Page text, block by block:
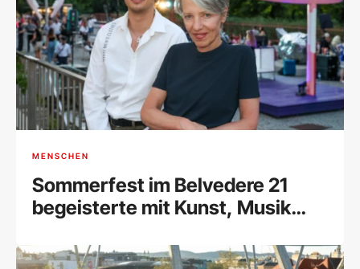
MENSCHEN
Sommerfest im Belvedere 21
begeisterte mit Kunst, Musik